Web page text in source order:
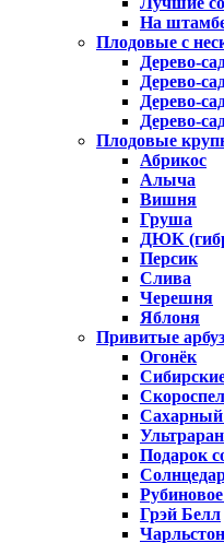
На
Плодовые с
Дерево-
Дерево-
Дерево-
Дерево-
Плодовые
Абрикос
Алыча
Вишня
Груша
ДЮК
Персик
Слива
Черешня
Яблоня
Привитые
Огонёк
Подарок
Грэй Белл